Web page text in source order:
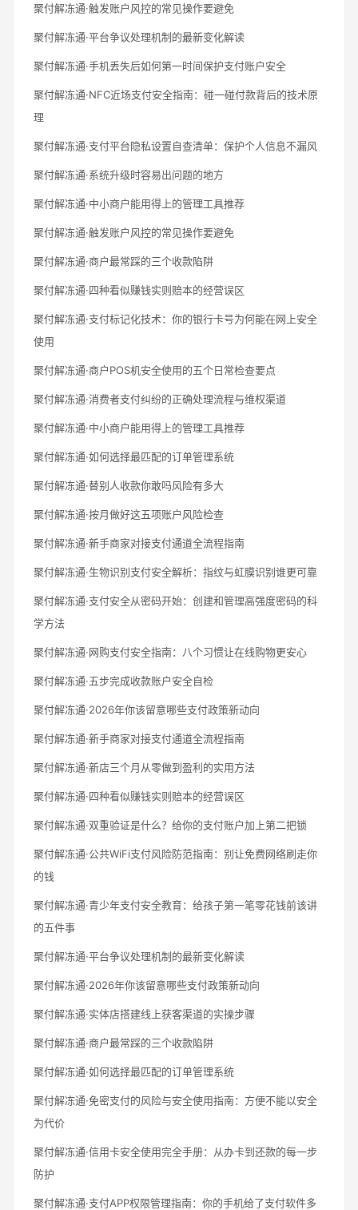
聚付解冻通·触发账户风控的常见操作要避免
聚付解冻通·平台争议处理机制的最新变化解读
聚付解冻通·手机丢失后如何第一时间保护支付账户安全
聚付解冻通·NFC近场支付安全指南：碰一碰付款背后的技术原
理
聚付解冻通·支付平台隐私设置自查清单：保护个人信息不漏风
聚付解冻通·系统升级时容易出问题的地方
聚付解冻通·中小商户能用得上的管理工具推荐
聚付解冻通·触发账户风控的常见操作要避免
聚付解冻通·商户最常踩的三个收款陷阱
聚付解冻通·四种看似赚钱实则赔本的经营误区
聚付解冻通·支付标记化技术：你的银行卡号为何能在网上安全
使用
聚付解冻通·商户POS机安全使用的五个日常检查要点
聚付解冻通·消费者支付纠纷的正确处理流程与维权渠道
聚付解冻通·中小商户能用得上的管理工具推荐
聚付解冻通·如何选择最匹配的订单管理系统
聚付解冻通·替别人收款你敢吗风险有多大
聚付解冻通·按月做好这五项账户风险检查
聚付解冻通·新手商家对接支付通道全流程指南
聚付解冻通·生物识别支付安全解析：指纹与虹膜识别谁更可靠
聚付解冻通·支付安全从密码开始：创建和管理高强度密码的科
学方法
聚付解冻通·网购支付安全指南：八个习惯让在线购物更安心
聚付解冻通·五步完成收款账户安全自检
聚付解冻通·2026年你该留意哪些支付政策新动向
聚付解冻通·新手商家对接支付通道全流程指南
聚付解冻通·新店三个月从零做到盈利的实用方法
聚付解冻通·四种看似赚钱实则赔本的经营误区
聚付解冻通·双重验证是什么？给你的支付账户加上第二把锁
聚付解冻通·公共WiFi支付风险防范指南：别让免费网络刷走你
的钱
聚付解冻通·青少年支付安全教育：给孩子第一笔零花钱前该讲
的五件事
聚付解冻通·平台争议处理机制的最新变化解读
聚付解冻通·2026年你该留意哪些支付政策新动向
聚付解冻通·实体店搭建线上获客渠道的实操步骤
聚付解冻通·商户最常踩的三个收款陷阱
聚付解冻通·如何选择最匹配的订单管理系统
聚付解冻通·免密支付的风险与安全使用指南：方便不能以安全
为代价
聚付解冻通·信用卡安全使用完全手册：从办卡到还款的每一步
防护
聚付解冻通·支付APP权限管理指南：你的手机给了支付软件多